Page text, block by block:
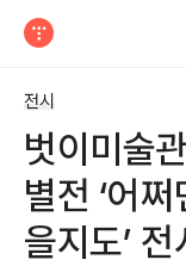
전시
벗이미술
별전 ‘어
을지도’ 전